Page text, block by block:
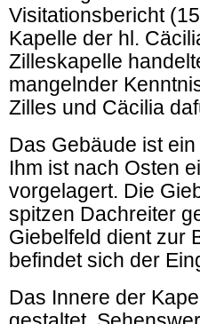
Visitationsbericht
Kapelle der hl.
Zilleskapelle
mangelnder
Zilles und Cäcilia
Das Gebäude ist
Ihm ist nach Osten
vorgelagert. Die
spitzen Dachreiter
Giebelfeld dient zur
befindet sich der
Das Innere der